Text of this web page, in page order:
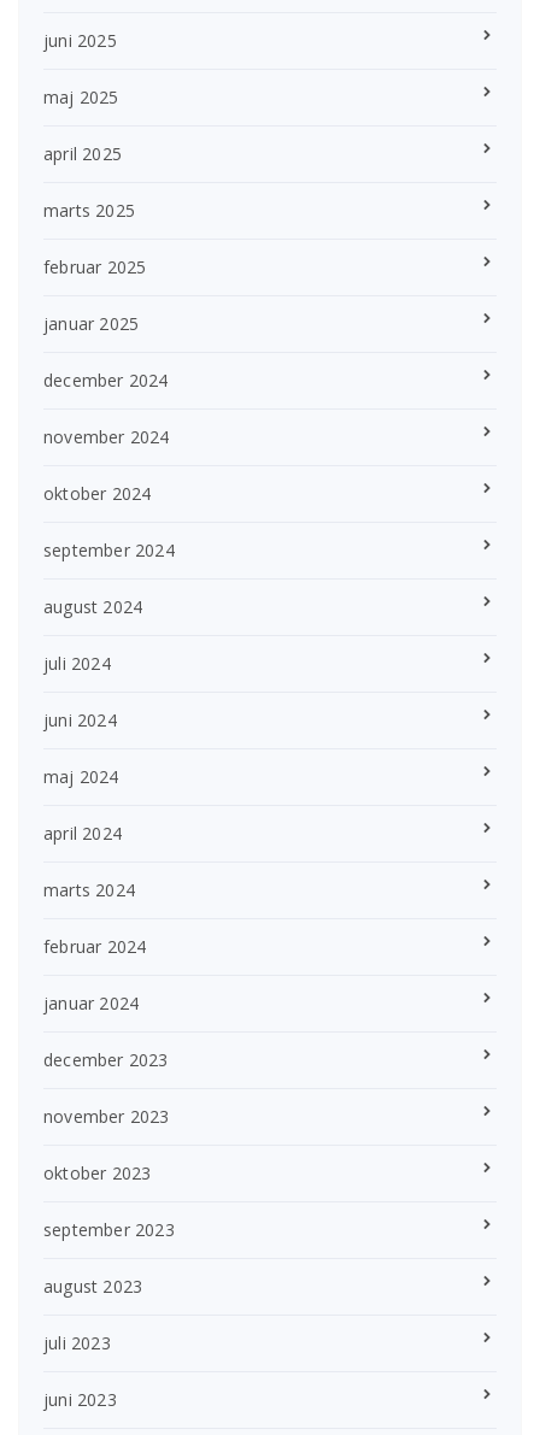
juni 2025
maj 2025
april 2025
marts 2025
februar 2025
januar 2025
december 2024
november 2024
oktober 2024
september 2024
august 2024
juli 2024
juni 2024
maj 2024
april 2024
marts 2024
februar 2024
januar 2024
december 2023
november 2023
oktober 2023
september 2023
august 2023
juli 2023
juni 2023